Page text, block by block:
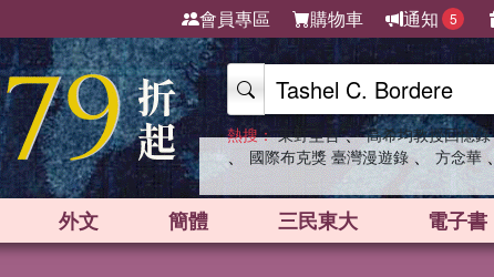
會員專區 購物車 通知 5
熱搜： 東野圭吾 、 高希均教授回憶錄
、 國際布克獎 臺灣漫遊錄 、 方念華 、
外文 簡體 三民東大 電子書